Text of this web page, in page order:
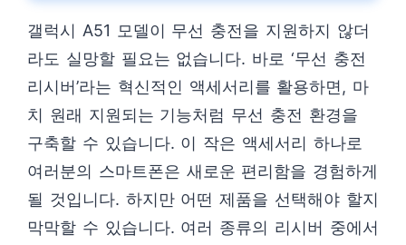
갤럭시 A51 모델이 무선 충전을 지원하지 않더
라도 실망할 필요는 없습니다. 바로 ‘무선 충전
리시버’라는 혁신적인 액세서리를 활용하면, 마
치 원래 지원되는 기능처럼 무선 충전 환경을
구축할 수 있습니다. 이 작은 액세서리 하나로
여러분의 스마트폰은 새로운 편리함을 경험하게
될 것입니다. 하지만 어떤 제품을 선택해야 할지
막막할 수 있습니다. 여러 종류의 리시버 중에서